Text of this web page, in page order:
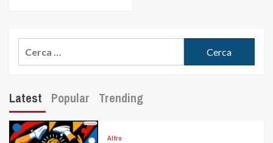
Latest Popular Trending
Altro